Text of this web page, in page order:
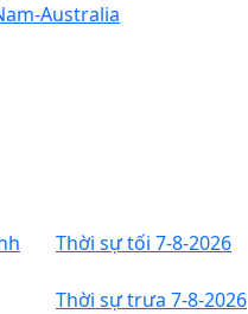
Australia
Thời sự tối 7-8-2026
Thời sự trưa 7-8-2026